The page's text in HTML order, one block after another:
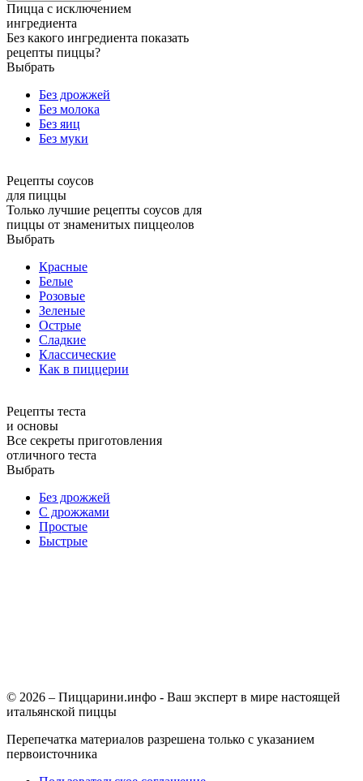
Пицца с исключением
ингредиента
Без какого ингредиента показать
рецепты пиццы?
Выбрать
Без дрожжей
Без молока
Без яиц
Без муки
Рецепты соусов
для пиццы
Только лучшие рецепты соусов для
пиццы от знаменитых пиццеолов
Выбрать
Красные
Белые
Розовые
Зеленые
Острые
Сладкие
Классические
Как в пиццерии
Рецепты теста
и основы
Все секреты приготовления
отличного теста
Выбрать
Без дрожжей
С дрожжами
Простые
Быстрые
© 2026 – Пиццарини.инфо - Ваш эксперт в мире настоящей
итальянской пиццы
Перепечатка материалов разрешена только с указанием
первоисточника